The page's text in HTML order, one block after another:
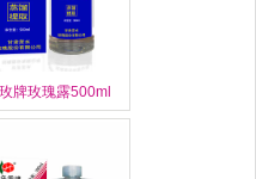
牌玫瑰露500ml